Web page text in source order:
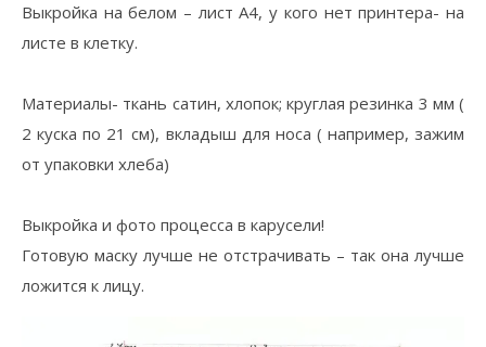
Выкройка на белом – лист А4, у кого нет принтера- на
листе в клетку.
Материалы- ткань сатин, хлопок; круглая резинка 3 мм (
2 куска по 21 см), вкладыш для носа ( например, зажим
от упаковки хлеба)
Выкройка и фото процесса в карусели!
Готовую маску лучше не отстрачивать – так она лучше
ложится к лицу.